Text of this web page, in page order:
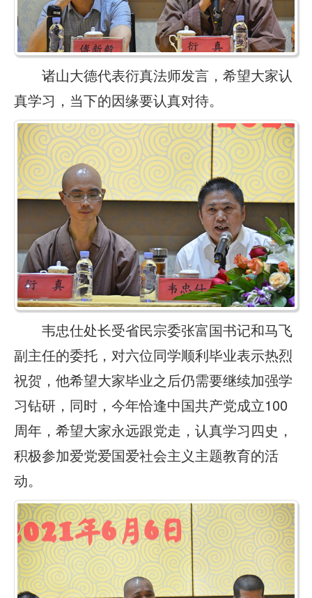
诸山大德代表衍真法师发言，希望大家认
真学习，当下的因缘要认真对待。
韦忠仕处长受省民宗委张富国书记和马飞
副主任的委托，对六位同学顺利毕业表示热烈
祝贺，他希望大家毕业之后仍需要继续加强学
习钻研，同时，今年恰逢中国共产党成立100
周年，希望大家永远跟党走，认真学习四史，
积极参加爱党爱国爱社会主义主题教育的活
动。